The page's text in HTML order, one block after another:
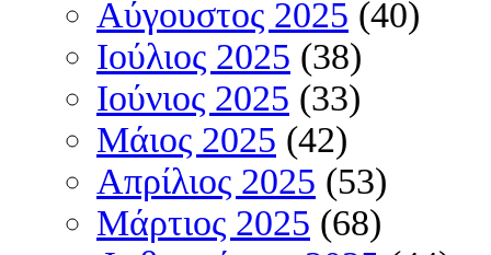
Αύγουστος 2025 (40)
Ιούλιος 2025 (38)
Ιούνιος 2025 (33)
Μάιος 2025 (42)
Απρίλιος 2025 (53)
Μάρτιος 2025 (68)